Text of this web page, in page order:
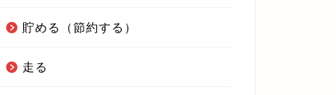
貯める（節約する）
走る